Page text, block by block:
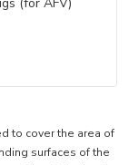
to cover the area of
surfaces of the